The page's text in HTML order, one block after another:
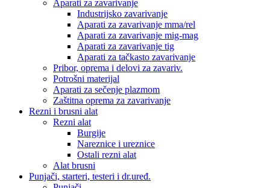
Aparati za zavarivanje
Industrijsko zavarivanje
Aparati za zavarivanje mma/rel
Aparati za zavarivanje mig-mag
Aparati za zavarivanje tig
Aparati za tačkasto zavarivanje
Pribor, oprema i delovi za zavariv.
Potrošni materijal
Aparati za sečenje plazmom
Zaštitna oprema za zavarivanje
Rezni i brusni alat
Rezni alat
Burgije
Nareznice i ureznice
Ostali rezni alat
Alat brusni
Punjači, starteri, testeri i dr.uređ.